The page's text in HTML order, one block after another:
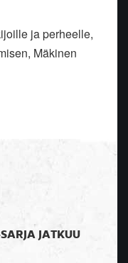
ja perheelle,
Mäkinen
JATKUU